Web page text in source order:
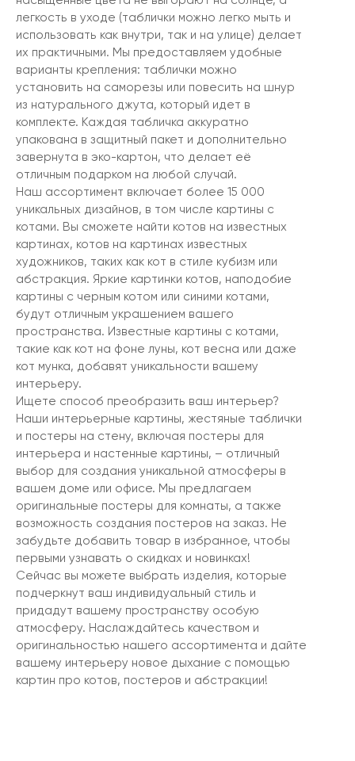
легкость в уходе (таблички можно легко мыть и
использовать как внутри, так и на улице) делает
их практичными. Мы предоставляем удобные
варианты крепления: таблички можно
установить на саморезы или повесить на шнур
из натурального джута, который идет в
комплекте. Каждая табличка аккуратно
упакована в защитный пакет и дополнительно
завернута в эко-картон, что делает её
отличным подарком на любой случай.
Наш ассортимент включает более 15 000
уникальных дизайнов, в том числе картины с
котами. Вы сможете найти котов на известных
картинах, котов на картинах известных
художников, таких как кот в стиле кубизм или
абстракция. Яркие картинки котов, наподобие
картины с черным котом или синими котами,
будут отличным украшением вашего
пространства. Известные картины с котами,
такие как кот на фоне луны, кот весна или даже
кот мунка, добавят уникальности вашему
интерьеру.
Ищете способ преобразить ваш интерьер?
Наши интерьерные картины, жестяные таблички
и постеры на стену, включая постеры для
интерьера и настенные картины, – отличный
выбор для создания уникальной атмосферы в
вашем доме или офисе. Мы предлагаем
оригинальные постеры для комнаты, а также
возможность создания постеров на заказ. Не
забудьте добавить товар в избранное, чтобы
первыми узнавать о скидках и новинках!
Сейчас вы можете выбрать изделия, которые
подчеркнут ваш индивидуальный стиль и
придадут вашему пространству особую
атмосферу. Наслаждайтесь качеством и
оригинальностью нашего ассортимента и дайте
вашему интерьеру новое дыхание с помощью
картин про котов, постеров и абстракции!